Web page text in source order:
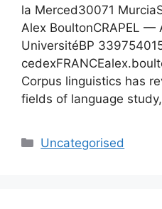
la Merced30071
Alex BoultonCRAPEL —
UniversitéBP
Corpus linguistics has
fields of language
Categories
Uncategorised